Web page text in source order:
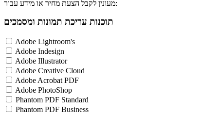
מעונין לקבל הצעת מחיר או מידע עבור:
תוכנות עריכת תמונות ומסמכים
Adobe Lightroom's
Adobe Indesign
Adobe Illustrator
Adobe Creative Cloud
Adobe Acrobat PDF
Adobe PhotoShop
Phantom PDF Standard
Phantom PDF Business